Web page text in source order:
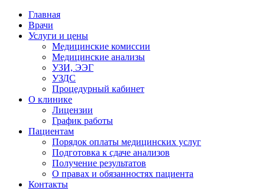
Главная
Врачи
Услуги и цены
Медицинские комиссии
Медицинские анализы
УЗИ, ЭЭГ
УЗДС
Процедурный кабинет
О клинике
Лицензии
График работы
Пациентам
Порядок оплаты медицинских услуг
Подготовка к сдаче анализов
Получение результатов
О правах и обязанностях пациента
Контакты